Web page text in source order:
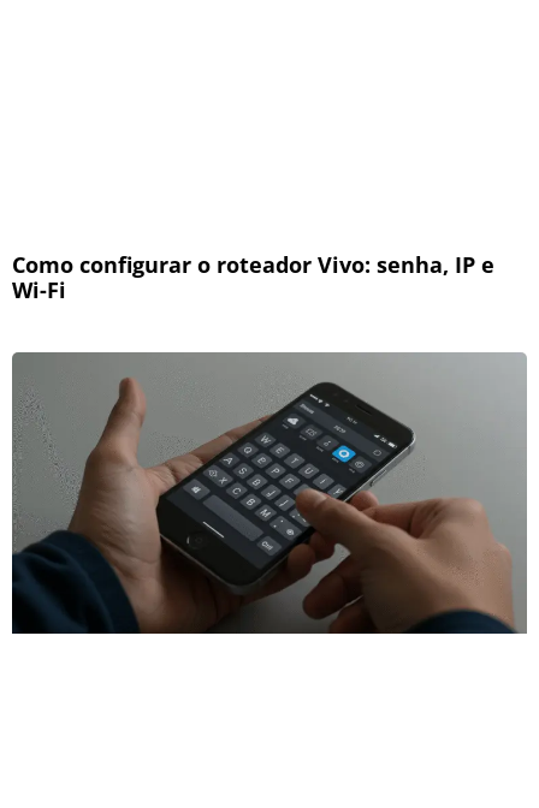
Como configurar o roteador Vivo: senha, IP e
Wi-Fi